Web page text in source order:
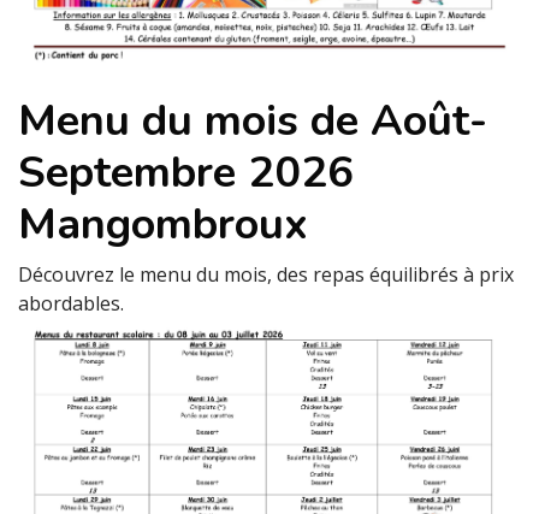
Menu du mois de Août-
Septembre 2026
Mangombroux
Découvrez le menu du mois, des repas équilibrés à prix
abordables.